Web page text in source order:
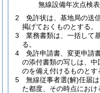
無線設備年次点検表
2
免許状は、基地局の送
掲げておくものとする。
3
業務書類は、一括して
る。
4
免許申請書、変更申請
の添付書類の写しは、
のを備え付けるものとす
5
無線従事者選(解)任届
た都度、その時点にお